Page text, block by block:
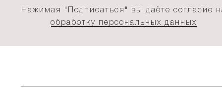
Нажимая "Подписаться" вы даёте согласие
обработку персональных данных